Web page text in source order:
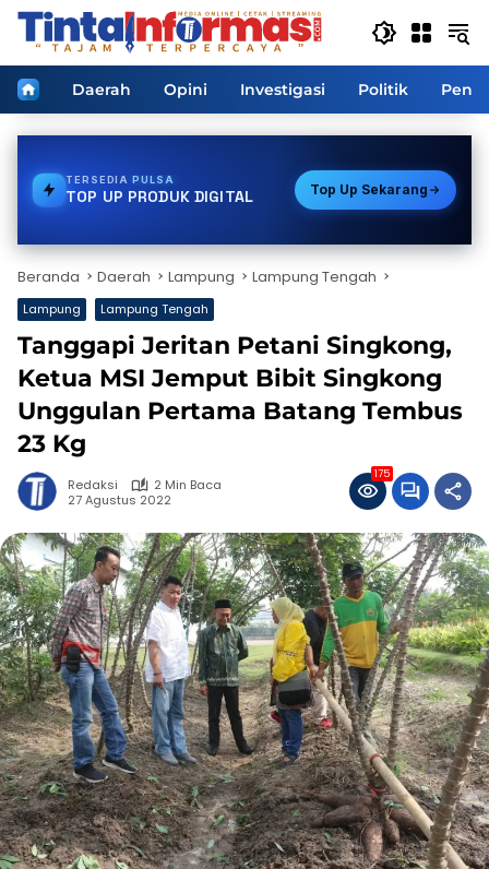
Langsung
HomeDaerah Opini Investigasi Politik
TERSEDIAGAS
TOP UP PRODUK DIGITAL Top Up Sekarang
Beranda Daerah Lampung Lampung Tengah
Lampung Lampung Tengah
Tanggapi Jeritan Petani Singkong,
Ketua MSI Jemput Bibit Singkong
Unggulan Pertama Batang Tembus
23 Kg
Redaksi
2 Min Baca
27 Agustus 2022
175